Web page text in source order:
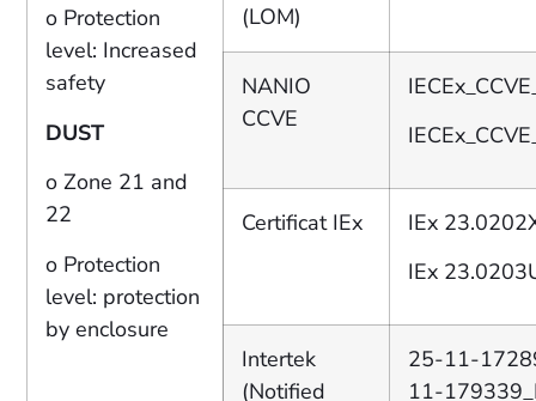
o Protection
level: Increased
safety
DUST
o Zone 21 and
22
o Protection
level: protection
by enclosure
(LOM)
NANIO
CCVE
Certificat IEx
IEx
IEx
Intertek
(Notified
25-11-
11-